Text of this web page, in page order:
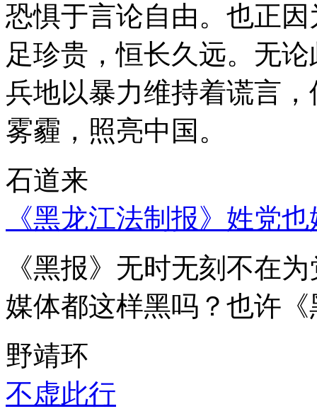
恐惧于言论自由。也正
足珍贵，恒长久远。无
兵地以暴力维持着谎言
雾霾，照亮中国。
石道来
《黑龙江法制报》姓党
《黑报》无时无刻不在
媒体都这样黑吗？也许
野靖环
不虚此行